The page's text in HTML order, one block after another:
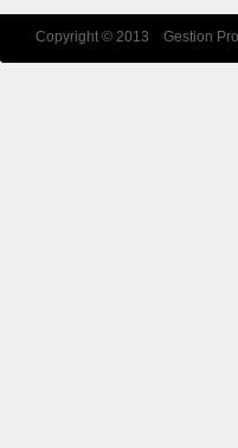
Copyright © 2013 Gestion